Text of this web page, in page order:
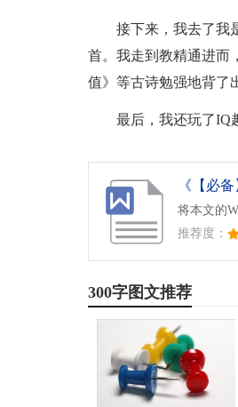
接下来，我去了我
首。我走到教精通进而
值》等古诗勉强地背了
最后，我还玩了IQ
《【必
将本文的
推荐度：
300字图文推荐